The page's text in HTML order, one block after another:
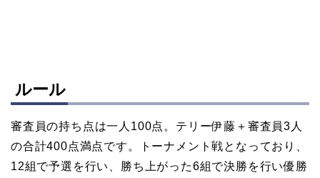
ルール
審査員の持ち点は一人100点。テリー伊藤＋審査員3人
の合計400点満点です。トーナメント戦となっており、
12組で予選を行い、勝ち上がった6組で決勝を行い優勝